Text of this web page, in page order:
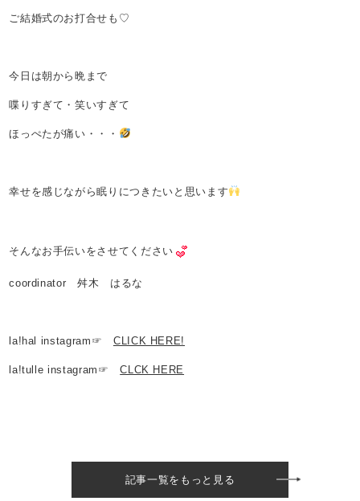
ご結婚式のお打合せも♡
今日は朝から晩まで
喋りすぎて・笑いすぎて
ほっぺたが痛い・・・
幸せを感じながら眠りにつきたいと思います
そんなお手伝いをさせてください
coordinator 舛木 はるな
la!hal instagram☞ CLICK HERE!
la!tulle instagram☞CLCK HERE
記事一覧をもっと見る